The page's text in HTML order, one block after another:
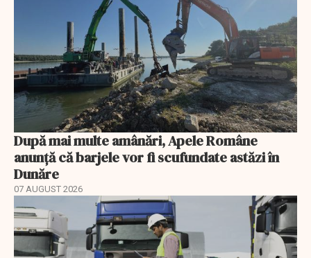
După mai multe amânări, Apele Române
anunță că barjele vor fi scufundate astăzi în
Dunăre
07 AUGUST 2026